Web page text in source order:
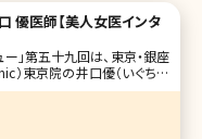
となっていますが、実は、汗
優医師【美人女医インタ
」第五十九回は、東京・銀座
）東京院の井口優（いぐちゆ
外からの患者さんも多く、日
することもあるとか。ダウ